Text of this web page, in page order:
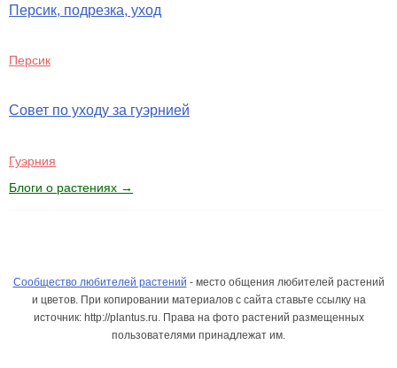
Персик, подрезка, уход
Персик
Совет по уходу за гуэрнией
Гуэрния
Блоги о растениях →
Сообщество любителей растений - место общения любителей растений
и цветов. При копировании материалов с сайта ставьте ссылку на
источник: http://plantus.ru. Права на фото растений размещенных
пользователями принадлежат им.